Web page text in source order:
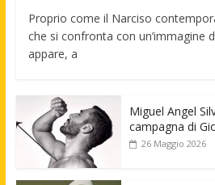
Proprio come il Narciso
che si confronta con un’immagine
appare, a
Miguel Angel
campagna di
26 Maggio 2026